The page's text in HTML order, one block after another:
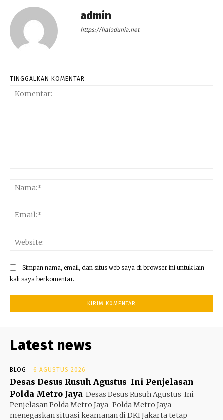
admin
https://halodunia.net
TINGGALKAN KOMENTAR
Simpan nama, email, dan situs web saya di browser ini untuk lain
kali saya berkomentar.
Latest news
BLOG 6 AGUSTUS 2026
Desas Desus Rusuh Agustus Ini Penjelasan
Polda Metro Jaya Desas Desus Rusuh Agustus Ini
Penjelasan Polda Metro Jaya Polda Metro Jaya
menegaskan situasi keamanan di DKI Jakarta tetap